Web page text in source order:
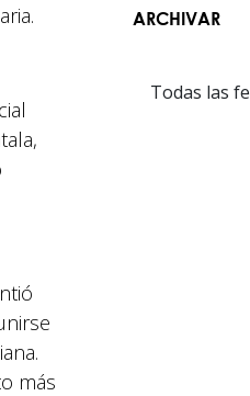
más
ARCHIVAR